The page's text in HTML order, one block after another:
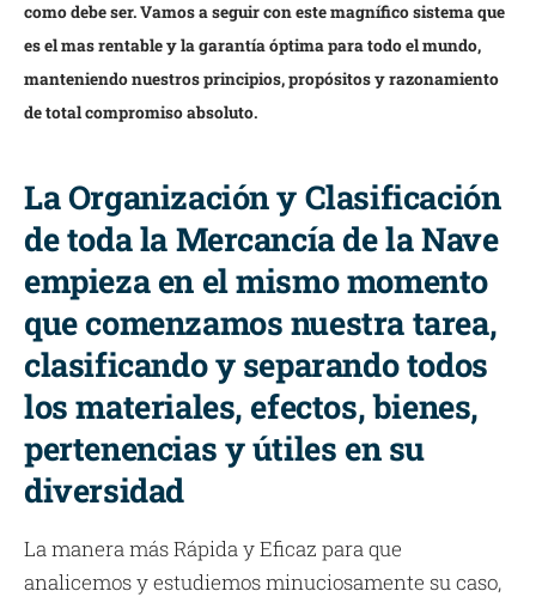
como debe ser. Vamos a seguir con este magnífico sistema que
es el mas rentable y la garantía óptima para todo el mundo,
manteniendo nuestros principios, propósitos y razonamiento
de total compromiso absoluto.
La Organización y Clasificación
de toda la Mercancía de la Nave
empieza en el mismo momento
que comenzamos nuestra tarea,
clasificando y separando todos
los materiales, efectos, bienes,
pertenencias y útiles en su
diversidad
La manera más Rápida y Eficaz para que
analicemos y estudiemos minuciosamente su caso,